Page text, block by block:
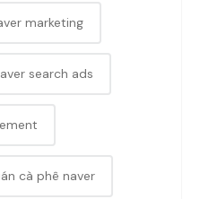
marketing
search ads
cà phê naver